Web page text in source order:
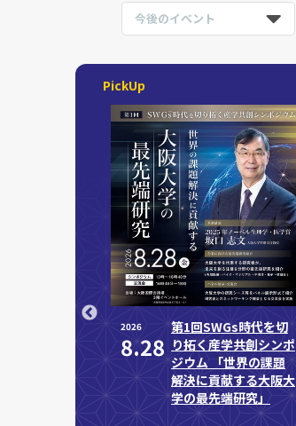
今後のイベント
PickUp
」を開催～
図書館等で
2026
8.28
第1回SWGs時代を切
り拓く産学共創シンポ
ジウム 「世界の課題
解決に貢献する大阪大
学の最先端研究」